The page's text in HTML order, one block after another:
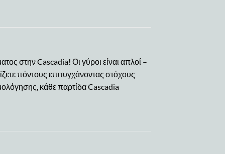
στην Cascadia! Οι γύροι είναι απλοί –
πόντους επιτυγχάνοντας στόχους
κάθε παρτίδα Cascadia